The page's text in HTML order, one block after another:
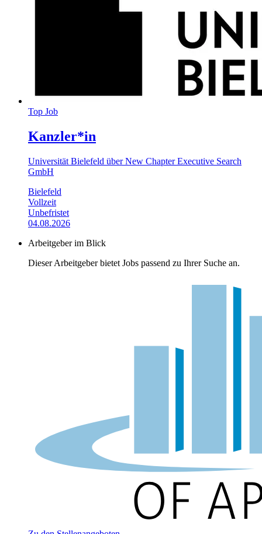
Top Job
Kanzler*in
Universität Bielefeld über New Chapter Executive Search
GmbH
Bielefeld
Vollzeit
Unbefristet
04.08.2026
Arbeitgeber im Blick
Dieser Arbeitgeber bietet Jobs passend zu Ihrer Suche an.